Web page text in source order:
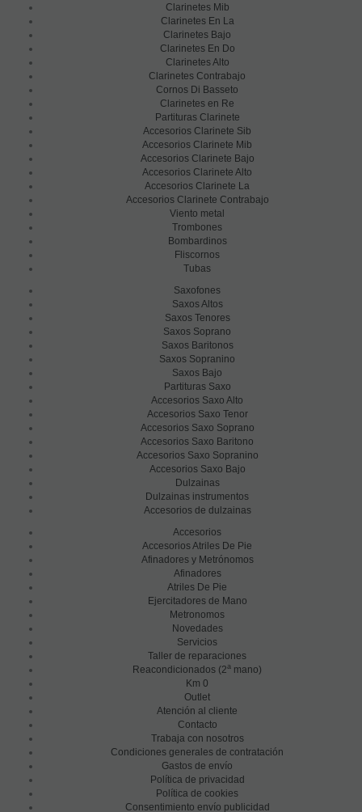
Clarinetes Mib
Clarinetes En La
Clarinetes Bajo
Clarinetes En Do
Clarinetes Alto
Clarinetes Contrabajo
Cornos Di Basseto
Clarinetes en Re
Partituras Clarinete
Accesorios Clarinete Sib
Accesorios Clarinete Mib
Accesorios Clarinete Bajo
Accesorios Clarinete Alto
Accesorios Clarinete La
Accesorios Clarinete Contrabajo
Viento metal
Trombones
Bombardinos
Fliscornos
Tubas
Saxofones
Saxos Altos
Saxos Tenores
Saxos Soprano
Saxos Baritonos
Saxos Sopranino
Saxos Bajo
Partituras Saxo
Accesorios Saxo Alto
Accesorios Saxo Tenor
Accesorios Saxo Soprano
Accesorios Saxo Baritono
Accesorios Saxo Sopranino
Accesorios Saxo Bajo
Dulzainas
Dulzainas instrumentos
Accesorios de dulzainas
Accesorios
Accesorios Atriles De Pie
Afinadores y Metrónomos
Afinadores
Atriles De Pie
Ejercitadores de Mano
Metronomos
Novedades
Servicios
Taller de reparaciones
Reacondicionados (2a mano)
Km 0
Outlet
Atención al cliente
Contacto
Trabaja con nosotros
Condiciones generales de contratación
Gastos de envío
Política de privacidad
Política de cookies
Consentimiento envío publicidad